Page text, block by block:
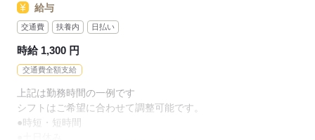
料理に興味があれば必ず活躍できますよ。
ご紹介させていただくこともございます。
応募する
そんな時、あなたのフォローや
問題を解決してくれるのが
何でも相談できる相手がいるので
給与
交通費 扶養内 日払い
時給 1,300 円
交通費全額支給
上記は勤務時間の一例です
シフトはご希望に合わせて調整可能です。
●時短・短時間